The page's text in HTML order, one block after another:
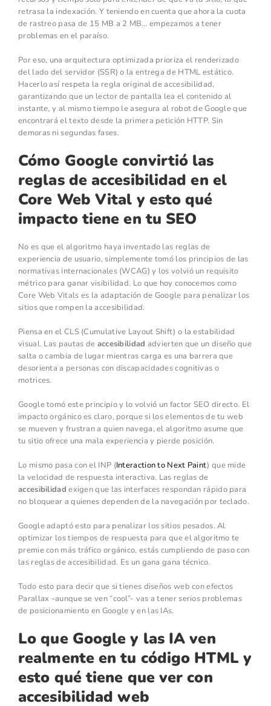
retrasa la indexación. Y teniendo en cuenta que ahora la cuota
de rastreo pasa de 15 MB a 2 MB… empezamos a tener
problemas en el paraíso.
Por eso, una arquitectura optimizada prioriza el renderizado
del lado del servidor (SSR) o la entrega de HTML estático.
Hacerlo así respeta la regla original de accesibilidad,
garantizando que un lector de pantalla lea el contenido al
instante, y al mismo tiempo le asegura al robot de Google que
encontrará el texto desde la primera petición HTTP. Sin
demoras ni segundas fases.
Cómo Google convirtió las
reglas de accesibilidad en el
Core Web Vital y esto qué
impacto tiene en tu SEO
No es que el algoritmo haya inventado las reglas de
experiencia de usuario, simplemente tomó los principios de las
normativas internacionales (WCAG) y los volvió un requisito
métrico para ganar visibilidad. Lo que hoy conocemos como
Core Web Vitals es la adaptación de Google para penalizar los
sitios que rompen la accesibilidad.
Piensa en el CLS (Cumulative Layout Shift) o la estabilidad
visual. Las pautas de accesibilidad advierten que un diseño que
salta o cambia de lugar mientras carga es una barrera que
desorienta a personas con discapacidades cognitivas o
motrices.
Google tomó este principio y lo volvió un factor SEO directo. El
impacto orgánico es claro, porque si los elementos de tu web
se mueven y frustran a quien navega, el algoritmo asume que
tu sitio ofrece una mala experiencia y pierde posición.
Lo mismo pasa con el INP (Interaction to Next Paint) que mide
la velocidad de respuesta interactiva. Las reglas de
accesibilidad exigen que las interfaces respondan rápido para
no bloquear a quienes dependen de la navegación por teclado.
Google adaptó esto para penalizar los sitios pesados. Al
optimizar los tiempos de respuesta para que el algoritmo te
premie con más tráfico orgánico, estás cumpliendo de paso con
las reglas de accesibilidad. Es un gana gana técnico.
Todo esto para decir que si tienes diseños web con efectos
Parallax -aunque se ven “cool”- vas a tener serios problemas
de posicionamiento en Google y en las IAs.
Lo que Google y las IA ven
realmente en tu código HTML y
esto qué tiene que ver con
accesibilidad web